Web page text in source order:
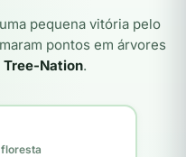
pequena vitória pelo
pontos em árvores
Tree-Nation.